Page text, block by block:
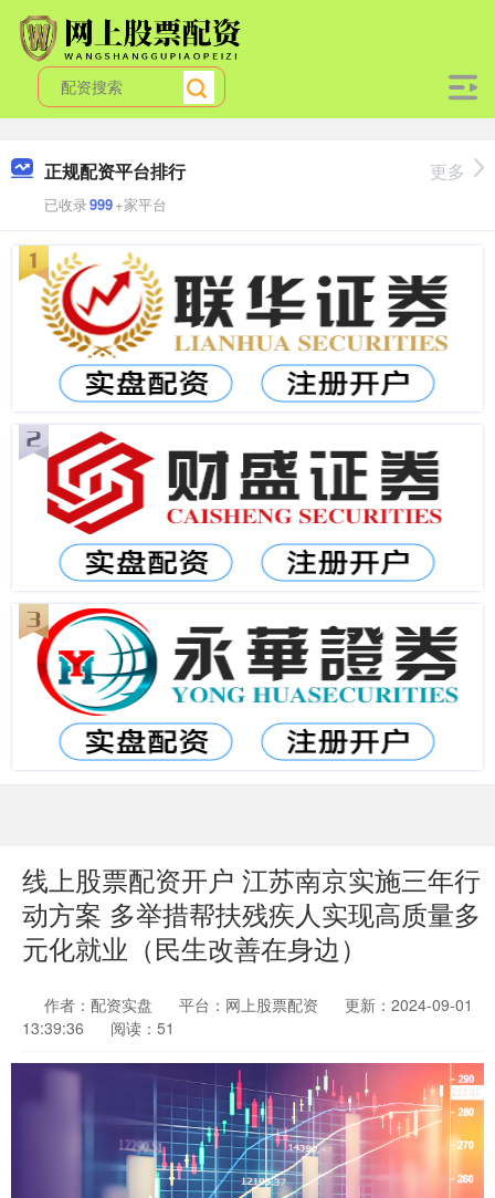
正规配资平台排行
已收录999+家平台
更多
线上股票配资开户 江苏南京实施三年行
动方案 多举措帮扶残疾人实现高质量多
元化就业（民生改善在身边）
作者：配资实盘 平台：网上股票配资
更新：2024-09-01
13:39:36
阅读：51